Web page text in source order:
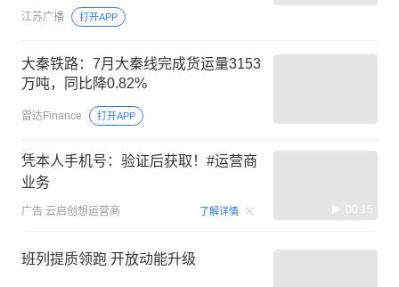
江苏广播 打开APP
大秦铁路：7月大秦线完成货运量3153
万吨，同比降0.82%
雷达Finance 打开APP
凭本人手机号：验证后获取！#运营商
业务
广告 云启创想运营商 了解详情 00:15
班列提质领跑 开放动能升级